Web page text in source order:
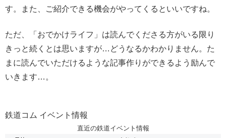
す。また、ご紹介できる機会がやってくるといいですね。
ただ、「おでかけライフ」は読んでくださる方がいる限り
きっと続くとは思いますが…どうなるかわかりません。た
まに読んでいただけるような記事作りができるよう励んで
いきます…。
鉄道コム イベント情報
直近の鉄道イベント情報